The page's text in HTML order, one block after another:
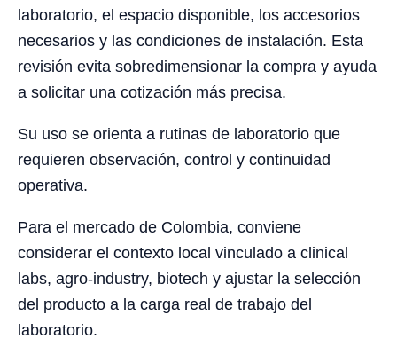
laboratorio, el espacio disponible, los accesorios
necesarios y las condiciones de instalación. Esta
revisión evita sobredimensionar la compra y ayuda
a solicitar una cotización más precisa.
Su uso se orienta a rutinas de laboratorio que
requieren observación, control y continuidad
operativa.
Para el mercado de Colombia, conviene
considerar el contexto local vinculado a clinical
labs, agro-industry, biotech y ajustar la selección
del producto a la carga real de trabajo del
laboratorio.